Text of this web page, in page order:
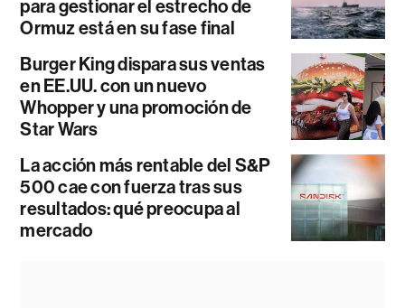
para gestionar el estrecho de
Ormuz está en su fase final
Burger King dispara sus ventas
en EE.UU. con un nuevo
Whopper y una promoción de
Star Wars
La acción más rentable del S&P
500 cae con fuerza tras sus
resultados: qué preocupa al
mercado